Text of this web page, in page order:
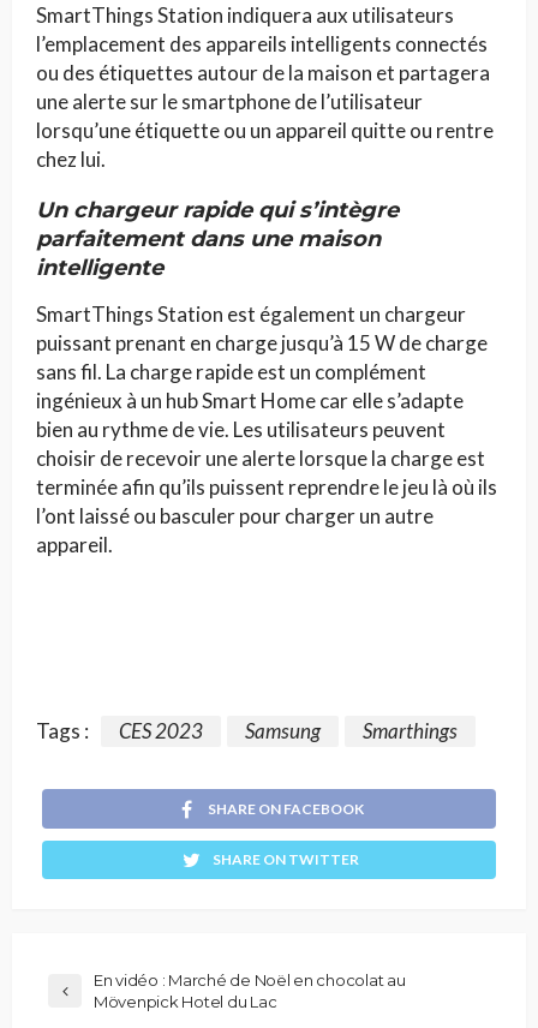
SmartThings Station indiquera aux utilisateurs
l’emplacement des appareils intelligents connectés
ou des étiquettes autour de la maison et partagera
une alerte sur le smartphone de l’utilisateur
lorsqu’une étiquette ou un appareil quitte ou rentre
chez lui.
Un chargeur rapide qui s’intègre
parfaitement dans une maison
intelligente
SmartThings Station est également un chargeur
puissant prenant en charge jusqu’à 15 W de charge
sans fil. La charge rapide est un complément
ingénieux à un hub Smart Home car elle s’adapte
bien au rythme de vie. Les utilisateurs peuvent
choisir de recevoir une alerte lorsque la charge est
terminée afin qu’ils puissent reprendre le jeu là où ils
l’ont laissé ou basculer pour charger un autre
appareil.
Tags : CES 2023 Samsung Smarthings
SHARE ON FACEBOOK
SHARE ON TWITTER
En vidéo : Marché de Noël en chocolat au
Mövenpick Hotel du Lac